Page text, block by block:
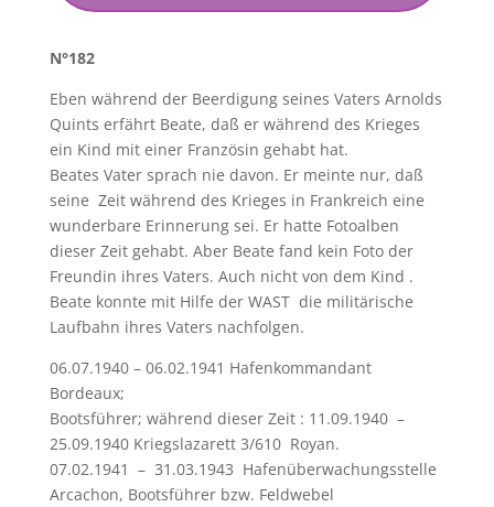
N°182
Eben während der Beerdigung seines Vaters Arnolds
Quints erfährt Beate, daß er während des Krieges
ein Kind mit einer Französin gehabt hat.
Beates Vater sprach nie davon. Er meinte nur, daß
seine Zeit während des Krieges in Frankreich eine
wunderbare Erinnerung sei. Er hatte Fotoalben
dieser Zeit gehabt. Aber Beate fand kein Foto der
Freundin ihres Vaters. Auch nicht von dem Kind .
Beate konnte mit Hilfe der WAST die militärische
Laufbahn ihres Vaters nachfolgen.
06.07.1940 – 06.02.1941 Hafenkommandant
Bordeaux;
Bootsführer; während dieser Zeit : 11.09.1940 –
25.09.1940 Kriegslazarett 3/610 Royan.
07.02.1941 – 31.03.1943 Hafenüberwachungsstelle
Arcachon, Bootsführer bzw. Feldwebel